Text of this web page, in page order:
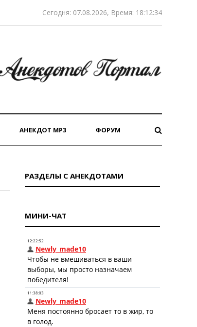
Сегодня: 07.08.2026, Время: 18:12:34
АНЕКДОТ MP3 ФОРУМ
РАЗДЕЛЫ С АНЕКДОТАМИ
МИНИ-ЧАТ